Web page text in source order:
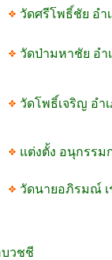
วัดศรีโพธิ์ชัย อำ
วัดป่ามหาชัย อำ
วัดโพธิ์เจริญ อำ
แต่งตั้ง อนุกรรม
วัดนายอภิรมณ์
วชชี